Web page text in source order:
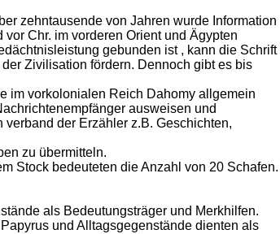
zehntausende von Jahren wurde Information
Chr. im vorderen Orient und Ägypten
gebunden ist , kann die Schrift
Zivilisation fördern. Dennoch gibt es bis
im vorkolonialen Reich Dahomy allgemein
ausweisen und
der Erzähler z.B. Geschichten,
zu übermitteln.
Stock bedeuteten die Anzahl von 20 Schafen.
als Bedeutungsträger und Merkhilfen.
und Alltagsgegenstände dienten als